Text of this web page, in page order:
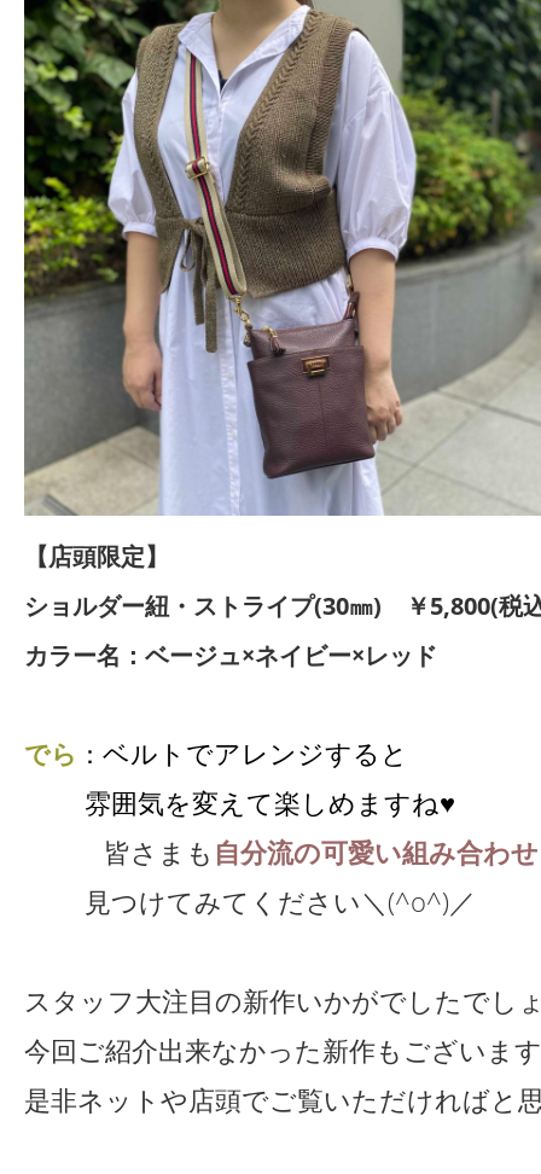
【店頭限定】
ショルダー紐・ ストライプ(30㎜) ￥5,800(税
カラー名：ベージュ×ネイビー×レッド
でら ： ベルトでアレンジすると
雰囲気を変えて楽しめますね♥
皆さまも 自分流の可愛い組み合わせ
見つけてみてください＼(^o^)／
スタッフ大注目の新作いかがでしたでし
今回ご紹介出来なかった新作もございま
是非ネットや店頭でご覧いただければと